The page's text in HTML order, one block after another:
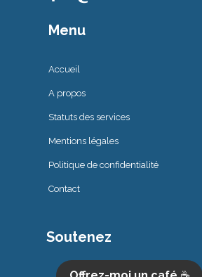
Menu
Accueil
A propos
Statuts des services
Mentions légales
Politique de confidentialité
Contact
Soutenez